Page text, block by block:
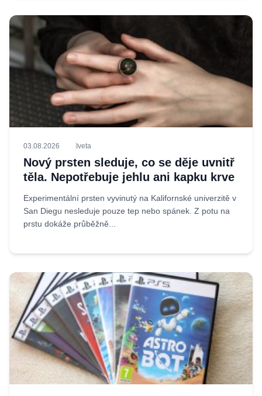
03.08.2026 Iveta
Nový prsten sleduje, co se děje uvnitř
těla. Nepotřebuje jehlu ani kapku krve
Experimentální prsten vyvinutý na Kalifornské univerzitě v
San Diegu nesleduje pouze tep nebo spánek. Z potu na
prstu dokáže průběžně...